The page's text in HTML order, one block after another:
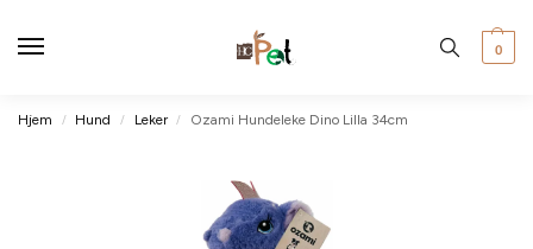
0
Hjem / Hund / Leker / Ozami Hundeleke Dino Lilla 34cm